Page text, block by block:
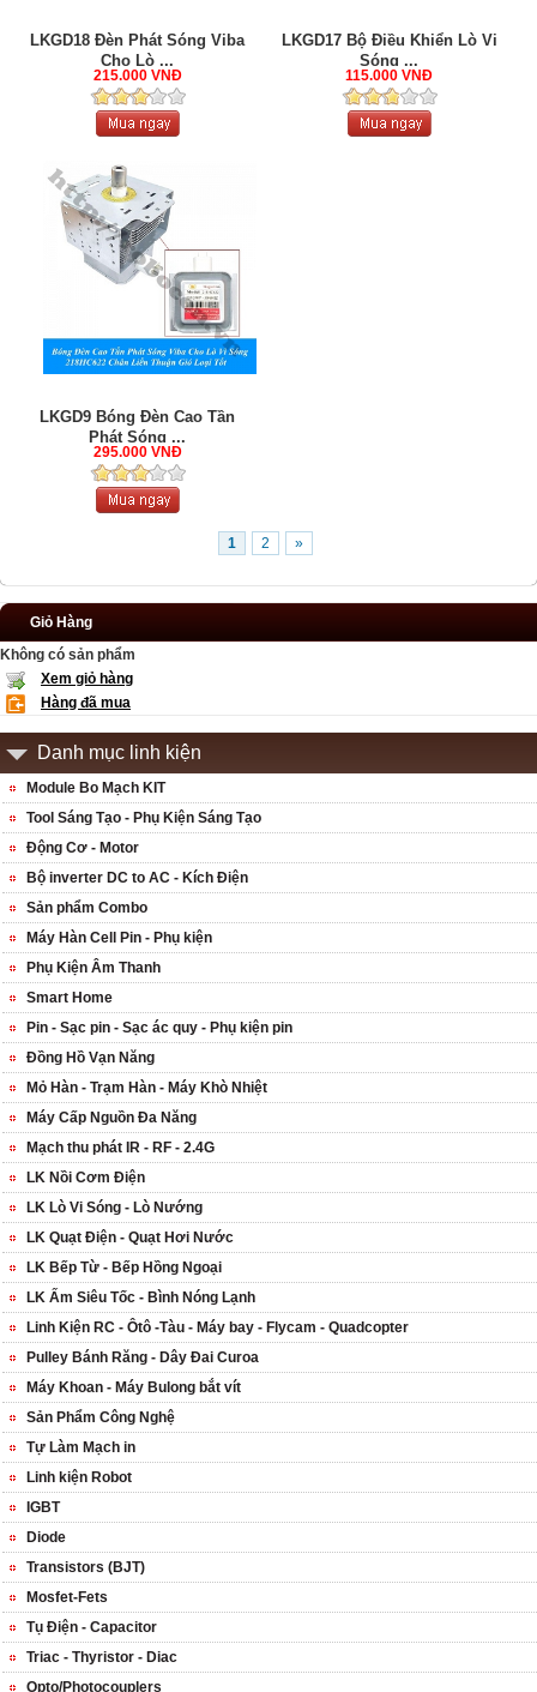
LKGD18 Đèn Phát Sóng Viba
Cho Lò ...
215.000 VNĐ
LKGD17 Bộ Điều Khiển Lò Vi
Sóng ...
115.000 VNĐ
LKGD9 Bóng Đèn Cao Tần
Phát Sóng ...
295.000 VNĐ
1 2 »
Giỏ Hàng
Không có sản phẩm
Xem giỏ hàng
Hàng đã mua
Danh mục linh kiện
Module Bo Mạch KIT
Tool Sáng Tạo - Phụ Kiện Sáng Tạo
Động Cơ - Motor
Bộ inverter DC to AC - Kích Điện
Sản phẩm Combo
Máy Hàn Cell Pin - Phụ kiện
Phụ Kiện Âm Thanh
Smart Home
Pin - Sạc pin - Sạc ác quy - Phụ kiện pin
Đồng Hồ Vạn Năng
Mỏ Hàn - Trạm Hàn - Máy Khò Nhiệt
Máy Cấp Nguồn Đa Năng
Mạch thu phát IR - RF - 2.4G
LK Nồi Cơm Điện
LK Lò Vi Sóng - Lò Nướng
LK Quạt Điện - Quạt Hơi Nước
LK Bếp Từ - Bếp Hồng Ngoại
LK Ấm Siêu Tốc - Bình Nóng Lạnh
Linh Kiện RC - Ôtô -Tàu - Máy bay - Flycam - Quadcopter
Pulley Bánh Răng - Dây Đai Curoa
Máy Khoan - Máy Bulong bắt vít
Sản Phẩm Công Nghệ
Tự Làm Mạch in
Linh kiện Robot
IGBT
Diode
Transistors (BJT)
Mosfet-Fets
Tụ Điện - Capacitor
Triac - Thyristor - Diac
Opto/Photocouplers